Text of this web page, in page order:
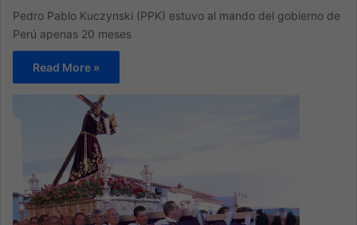
Pedro Pablo Kuczynski (PPK) estuvo al mando del gobierno de
Perú apenas 20 meses
Read More »